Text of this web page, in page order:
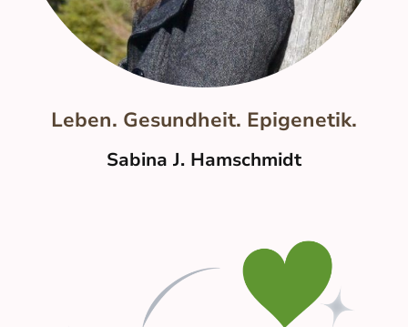
Leben. Gesundheit. Epigenetik.
Sabina J. Hamschmidt